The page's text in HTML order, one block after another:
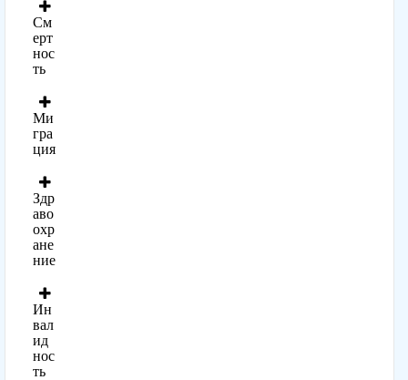
См
ерт
нос
ть
Ми
гра
ция
Здр
аво
охр
ане
ние
Ин
вал
ид
нос
ть